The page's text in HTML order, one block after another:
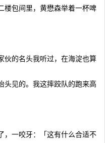
楼包间里，黄懋森举着一杯啤
的名头我听过，在海淀也算
头见的。我这摔跤队的跑来高
一咬牙：「这有什么合适不